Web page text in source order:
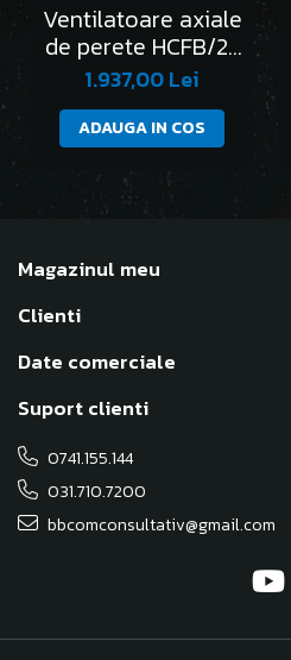
Ventilatoare axiale
de perete HCFB/2-
250/H
1.937,00 Lei
ADAUGA IN COS
Magazinul meu
Clienti
Date comerciale
Suport clienti
0741.155.144
031.710.7200
bbcomconsultativ@gmail.com